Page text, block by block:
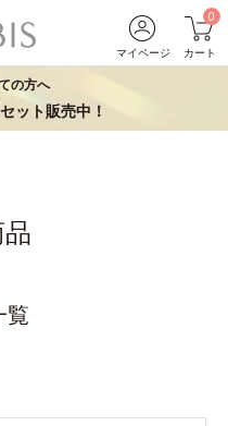
マイページ
0
カート
の方へ
ット販売中！
覧